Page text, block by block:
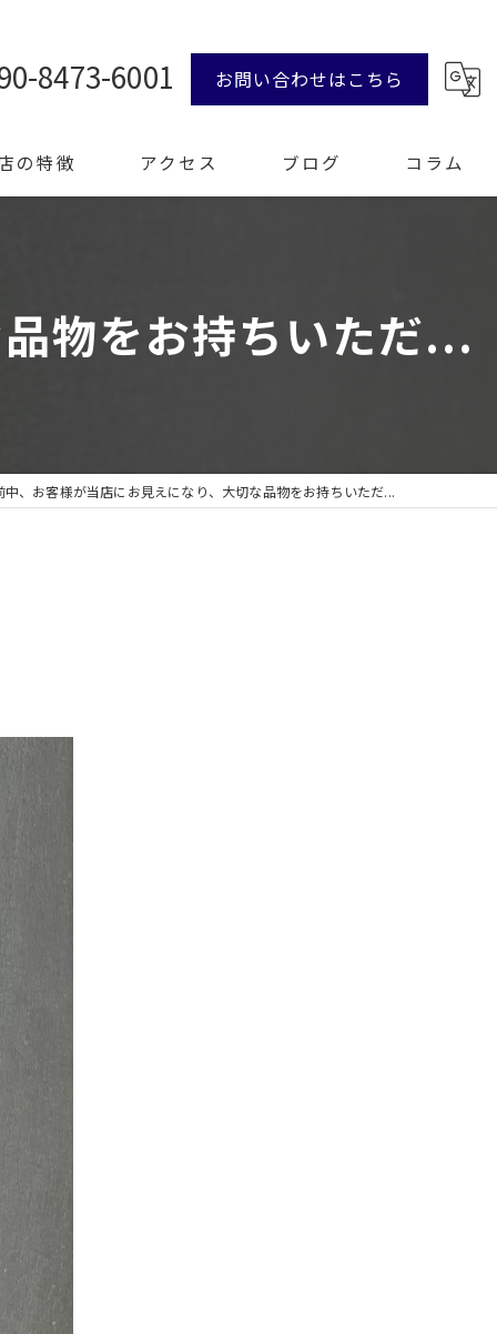
8473-6001 お問い合わせはこちら
の特徴 アクセス ブログ コラム
物をお持ちいただ...
中、お客様が当店にお見えになり、大切な品物をお持ちいただ...